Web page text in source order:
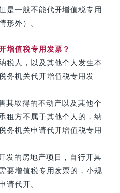
是一般不能代开增值税专用
形外）。
增值税专用发票？
税人，以及其他个人发生本
务机关代开增值税专用发
其取得的不动产以及其他个
租方不属于其他个人的，纳
务机关申请代开增值税专用
发的房地产项目，自行开具
要增值税专用发票的，小规
请代开。